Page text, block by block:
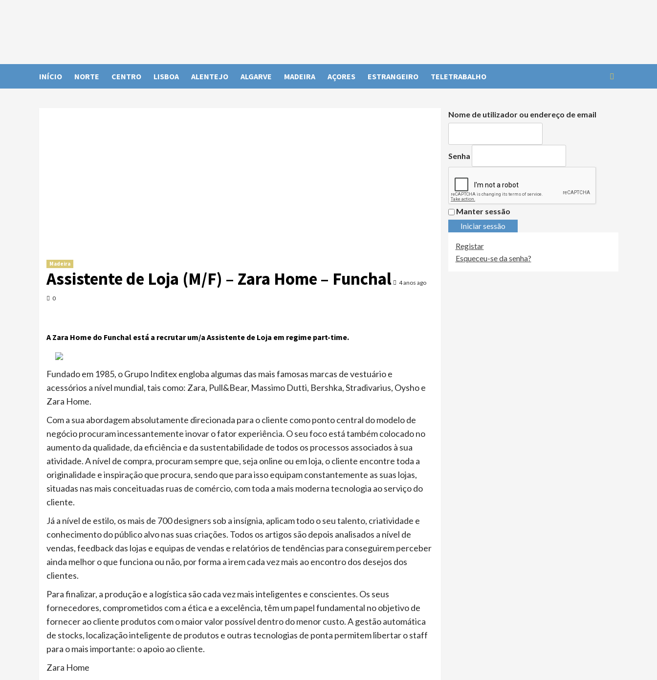
INÍCIO NORTE CENTRO LISBOA ALENTEJO ALGARVE MADEIRA AÇORES ESTRANGEIRO TELETRABALHO
Madeira
Assistente de Loja (M/F) – Zara Home – Funchal 4 anos ago
0
A Zara Home do Funchal está a recrutar um/a Assistente de Loja em regime part-time.
Fundado em 1985, o Grupo Inditex engloba algumas das mais famosas marcas de vestuário e
acessórios a nível mundial, tais como: Zara, Pull&Bear, Massimo Dutti, Bershka, Stradivarius, Oysho e
Zara Home.
Com a sua abordagem absolutamente direcionada para o cliente como ponto central do modelo de
negócio procuram incessantemente inovar o fator experiência. O seu foco está também colocado no
aumento da qualidade, da eficiência e da sustentabilidade de todos os processos associados à sua
atividade. A nível de compra, procuram sempre que, seja online ou em loja, o cliente encontre toda a
originalidade e inspiração que procura, sendo que para isso equipam constantemente as suas lojas,
situadas nas mais conceituadas ruas de comércio, com toda a mais moderna tecnologia ao serviço do
cliente.
Já a nível de estilo, os mais de 700 designers sob a insígnia, aplicam todo o seu talento, criatividade e
conhecimento do público alvo nas suas criações. Todos os artigos são depois analisados a nível de
vendas, feedback das lojas e equipas de vendas e relatórios de tendências para conseguirem perceber
ainda melhor o que funciona ou não, por forma a irem cada vez mais ao encontro dos desejos dos
clientes.
Para finalizar, a produção e a logística são cada vez mais inteligentes e conscientes. Os seus
fornecedores, comprometidos com a ética e a excelência, têm um papel fundamental no objetivo de
fornecer ao cliente produtos com o maior valor possível dentro do menor custo. A gestão automática
de stocks, localização inteligente de produtos e outras tecnologias de ponta permitem libertar o staff
para o mais importante: o apoio ao cliente.
Zara Home
Nome de utilizador ou endereço de email
Senha
Manter sessão
Iniciar sessão
Registar
Esqueceu-se da senha?